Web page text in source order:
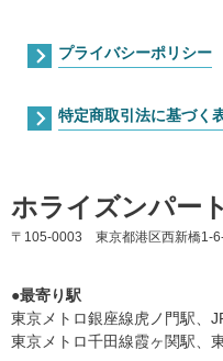
プライバシーポリシー
特定商取引法に基づく
ホライズンパー
〒105-0003 東京都港区西新橋1-
●最寄り駅
東京メトロ銀座線虎ノ門駅、
東京メトロ千田線霞ヶ関駅、